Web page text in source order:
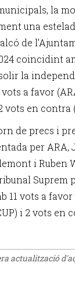
la
una
de
coincidint
la
vots a favor
en contra
de precs i
per ARA,
i Ruben
Suprem
11 vots a
i 2 vots en
actualització